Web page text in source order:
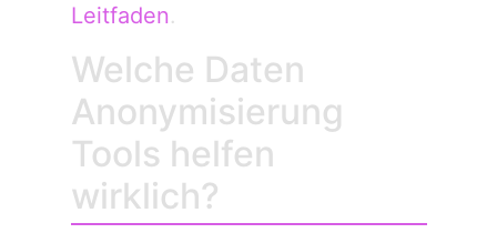
Leitfaden.
Welche Daten
Anonymisierung
Tools helfen
wirklich?